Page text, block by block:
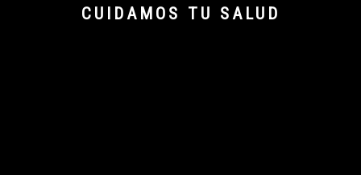
CUIDAMOS TU SALUD